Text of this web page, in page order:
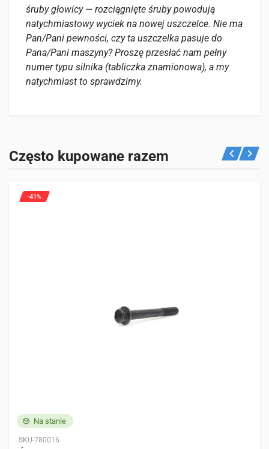
śruby głowicy — rozciągnięte śruby powodują
natychmiastowy wyciek na nowej uszczelce. Nie ma
Pan/Pani pewności, czy ta uszczelka pasuje do
Pana/Pani maszyny? Proszę przesłać nam pełny
numer typu silnika (tabliczka znamionowa), a my
natychmiast to sprawdzimy.
0,3 kg
Poniżej zobaczysz, do których maszyn pasuje ten produkt.
YANMAR
Często kupowane razem
Na stanie
SKU-780016
-41%